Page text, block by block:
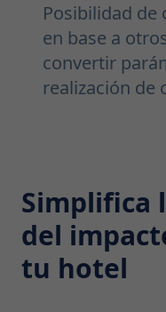
Posibilidad de
en base a
convertir
realización de
Simplifica
del
tu hotel